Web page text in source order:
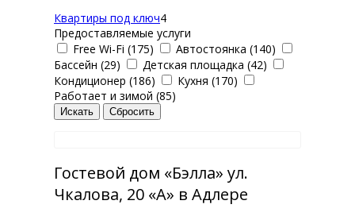
Квартиры под ключ4
Предоставляемые услуги
Free Wi-Fi (175)
Автостоянка (140)
Бассейн (29)
Детская площадка (42)
Кондиционер (186)
Кухня (170)
Работает и зимой (85)
Гостевой дом «Бэлла» ул.
Чкалова, 20 «А» в Адлере